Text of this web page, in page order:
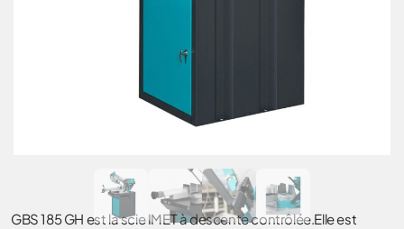
GBS 185 GH est la scie IMET à descente contrôlée.Elle est